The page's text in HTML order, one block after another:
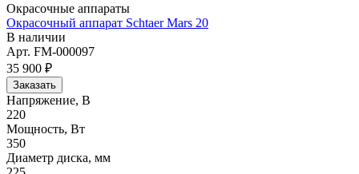
Окрасочные аппараты
Окрасочный аппарат Schtaer Mars 20
В наличии
Арт. FM-000097
35 900 ₽
Заказать
Напряжение, В
220
Мощность, Вт
350
Диаметр диска, мм